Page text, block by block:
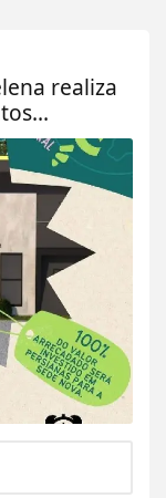
realiza